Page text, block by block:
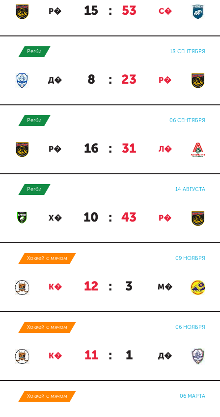
Р� 15 : 53 С�
Регби 18 СЕНТЯБРЯ
Д� 8 : 23 Р�
Регби 06 СЕНТЯБРЯ
Р� 16 : 31 Л�
Регби 14 АВГУСТА
Х� 10 : 43 Р�
Хоккей с мячом 09 НОЯБРЯ
К� 12 : 3 М�
Хоккей с мячом 06 НОЯБРЯ
К� 11 : 1 Д�
Хоккей с мячом 06 МАРТА